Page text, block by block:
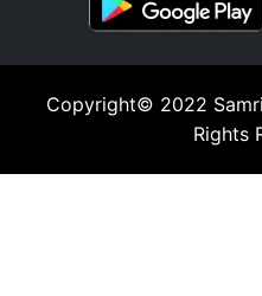
Copyright© 2022
Rights